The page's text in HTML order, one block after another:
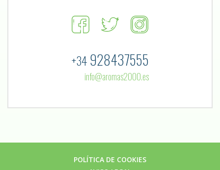
+34928437555
info@aromas2000.es
POLÍTICA DE COOKIES